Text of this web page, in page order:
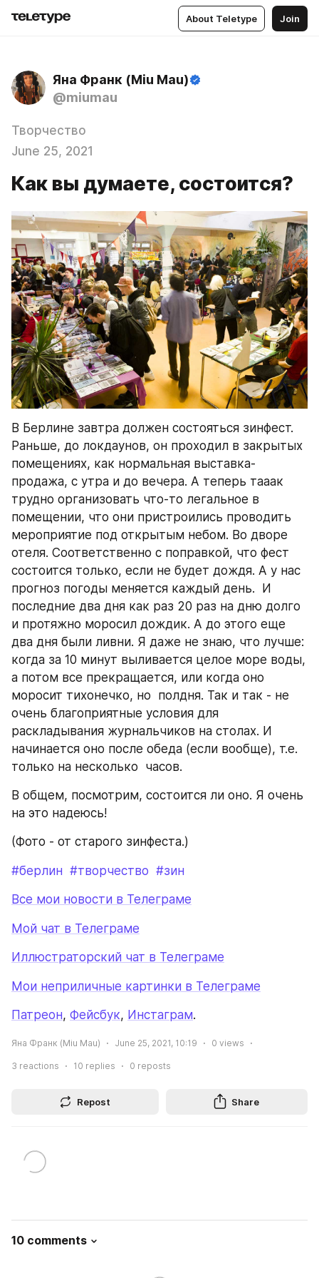
About Teletype Join
Яна Франк (Miu Mau)
@miumau
Творчество
June 25, 2021
Как вы думаете, состоится?
В Берлине завтра должен состояться зинфест.
Раньше, до локдаунов, он проходил в закрытых
помещениях, как нормальная выставка-
продажа, с утра и до вечера. А теперь тааак
трудно организовать что-то легальное в
помещении, что они пристроились проводить
мероприятие под открытым небом. Во дворе
отеля. Соответственно с поправкой, что фест
состоится только, если не будет дождя. А у нас
прогноз погоды меняется каждый день.  И
последние два дня как раз 20 раз на дню долго
и протяжно моросил дождик. А до этого еще
два дня были ливни. Я даже не знаю, что лучше:
когда за 10 минут выливается целое море воды,
а потом все прекращается, или когда оно
моросит тихонечко, но  полдня. Так и так - не
очень благоприятные условия для
раскладывания журнальчиков на столах. И
начинается оно после обеда (если вообще), т.е.
только на несколько  часов.
В общем, посмотрим, состоится ли оно. Я очень
на это надеюсь!
(Фото - от старого зинфеста.)
#берлин #творчество #зин
Все мои новости в Телеграме
Мой чат в Телеграме
Иллюстраторский чат в Телеграме
Мои неприличные картинки в Телеграме
Патреон, Фейсбук, Инстаграм.
Яна Франк (Miu Mau) June 25, 2021, 10:19 0 views
3 reactions 10 replies 0 reposts
Repost Share
10 comments